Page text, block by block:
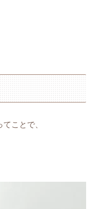
ことで、